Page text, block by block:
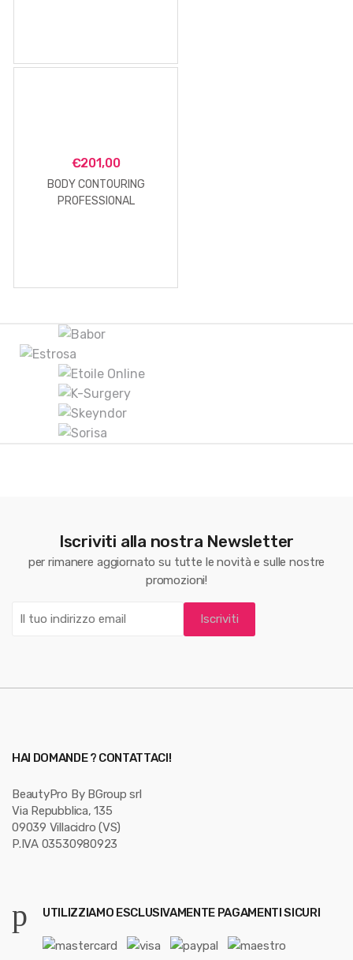
€201,00
BODY CONTOURING
PROFESSIONAL
e
Iscriviti alla nostra Newsletter
per rimanere aggiornato su tutte le novità e sulle nostre
promozioni!
HAI DOMANDE ? CONTATTACI!
BeautyPro By BGroup srl
Via Repubblica, 135
09039 Villacidro (VS)
P.IVA 03530980923
UTILIZZIAMO ESCLUSIVAMENTE PAGAMENTI SICURI